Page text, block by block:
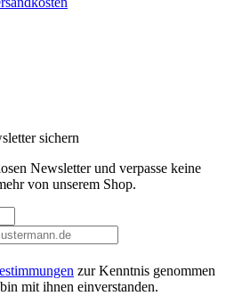
sichern
Newsletter und verpasse keine
von unserem Shop.
zur Kenntnis genommen
mit ihnen einverstanden.